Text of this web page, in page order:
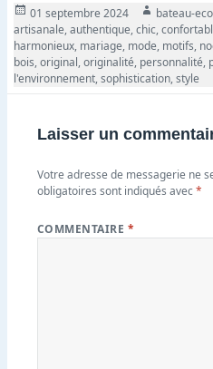
Publié
le
01 septembre 2024 Auteur
bateau-
artisanale,authentique,chic,
harmonieux, mariage, mode, motifs,
bois,original,originalité, personnalité,
l'environnement,sophistication,style
Laisser un
Votre adresse de messagerie ne
obligatoires sont indiqués avec*
COMMENTAIRE *